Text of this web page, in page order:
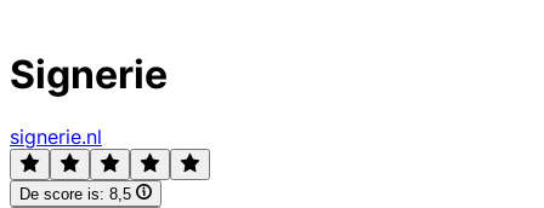
Signerie
signerie.nl
De score is: 8,5